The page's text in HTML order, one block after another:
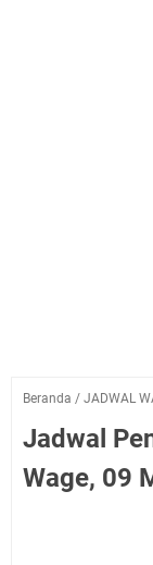
Beranda / JADWAL
Jadwal
Wage, 09